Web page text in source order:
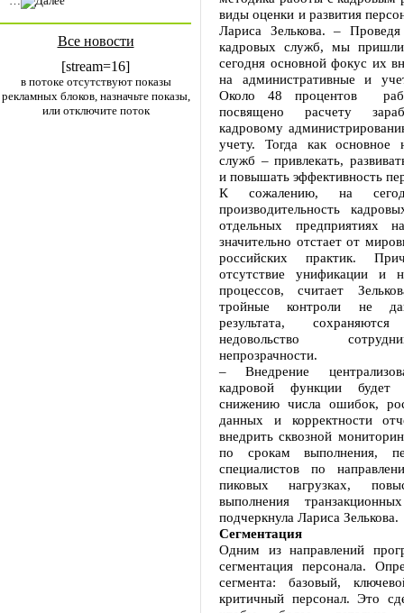
Все новости
[stream=16]
в потоке отсутствуют показы
рекламных блоков, назначьте показы,
или отключите поток
виды оценки и развития
Лариса Зелькова. –
кадровых служб, мы
сегодня основной фокус их
на административные и
Около 48 процентов
посвящено расчету
кадровому
учету. Тогда как основное
служб – привлекать,
и повышать эффективность
К сожалению, на
производительность
отдельных предприятиях
значительно отстает от
российских практик.
отсутствие унификации и
процессов, считает
тройные контроли не
результата,
недовольство
непрозрачности.
– Внедрение
кадровой функции будет
снижению числа ошибок,
данных и корректности
внедрить сквозной
по срокам выполнения,
специалистов по
пиковых нагрузках,
выполнения
подчеркнула Лариса Зелькова.
Сегментация
Одним из направлений
сегментация персонала.
сегмента: базовый,
критичный персонал. Это